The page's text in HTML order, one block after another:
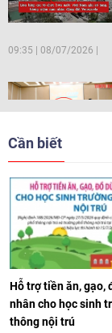
09:35 08/07/2026
11:10 17/06/2026
Cần biết
Hỗ trợ tiền ăn, gạo,
nhân cho học sinh
thông nội trú